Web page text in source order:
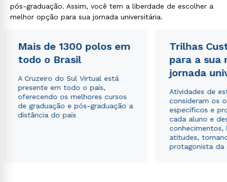
pós-graduação. Assim, você tem a liberdade de escolher a
melhor opção para sua jornada universitária.
Mais de 1300 polos em
todo o Brasil
A Cruzeiro do Sul Virtual está
presente em todo o país,
oferecendo os melhores cursos
de graduação e pós-graduação a
distância do país
Trilhas
para a sua
jornada
Atividades de
consideram os
específicos e
cada aluno e
conhecimentos,
atitudes,
protagonista da